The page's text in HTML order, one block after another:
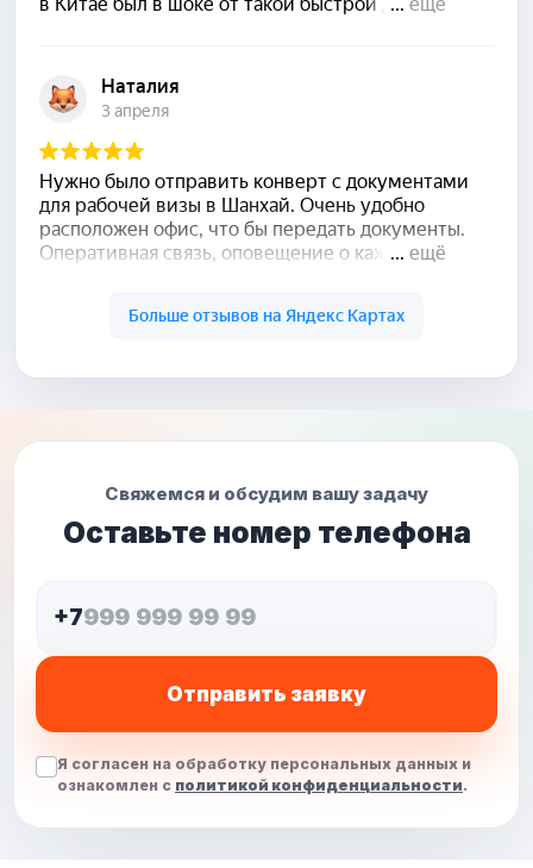
Свяжемся и обсудим вашу задачу
Оставьте номер телефона
+7
Отправить заявку
Я согласен на обработку персональных данных и
ознакомлен с политикой конфиденциальности.